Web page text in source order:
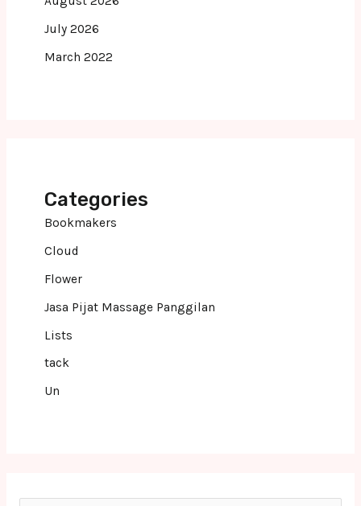
July 2026
March 2022
Categories
Bookmakers
Cloud
Flower
Jasa Pijat Massage Panggilan
Lists
tack
Un